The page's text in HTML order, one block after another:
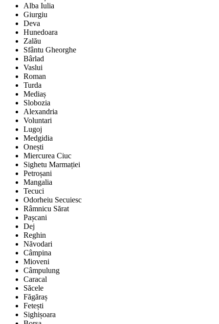
Alba Iulia
Giurgiu
Deva
Hunedoara
Zalău
Sfântu Gheorghe
Bârlad
Vaslui
Roman
Turda
Mediaș
Slobozia
Alexandria
Voluntari
Lugoj
Medgidia
Onești
Miercurea Ciuc
Sighetu Marmației
Petroșani
Mangalia
Tecuci
Odorheiu Secuiesc
Râmnicu Sărat
Pașcani
Dej
Reghin
Năvodari
Câmpina
Mioveni
Câmpulung
Caracal
Săcele
Făgăraș
Fetești
Sighișoara